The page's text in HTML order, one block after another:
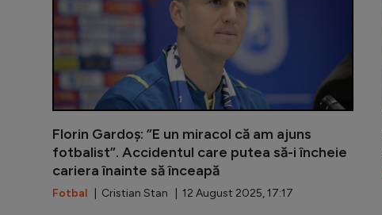
Florin Gardoș: ”E un miracol că am ajuns
fotbalist”. Accidentul care putea să-i încheie
cariera înainte să înceapă
Fotbal | Cristian Stan | 12 August 2025, 17:17